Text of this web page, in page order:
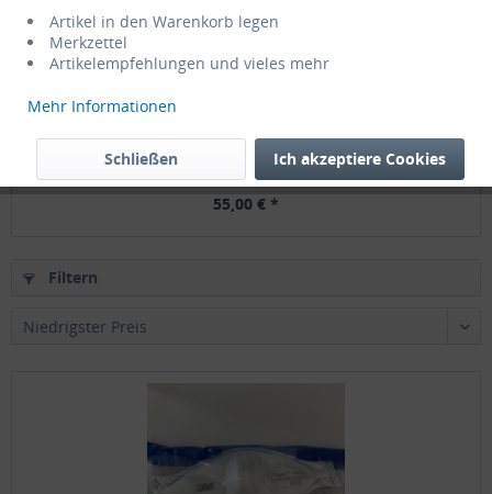
1 Liter Edelstahl Desinfektionsmittelspender...
55,00 € *
Filtern
Artikel in den Warenkorb legen
Merkzettel
Artikelempfehlungen und vieles mehr
Mehr Informationen
Ich akzeptiere Cookies
Schließen